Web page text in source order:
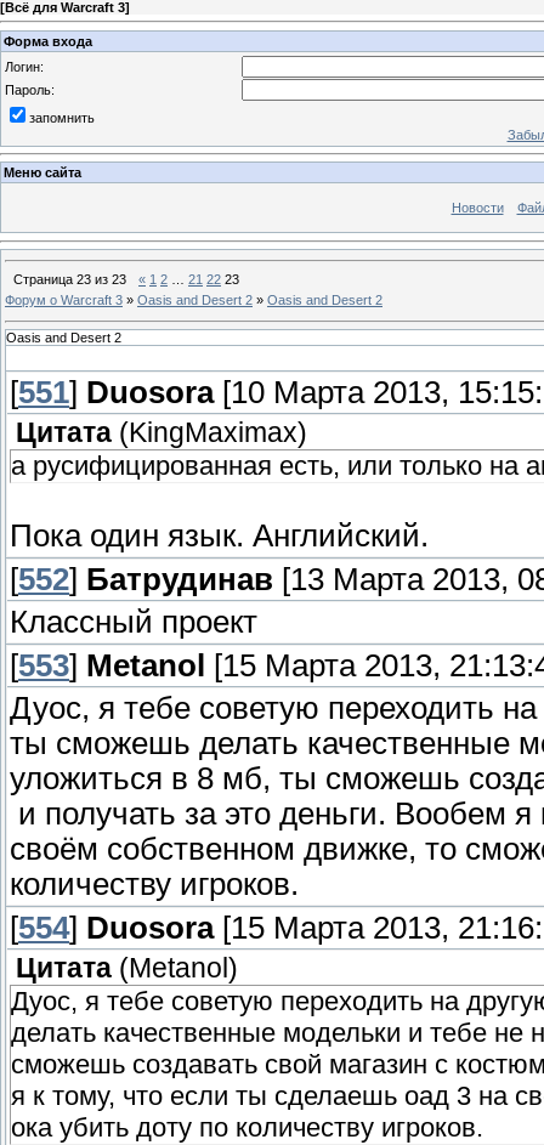
[Всё для Warcraft 3]
Форма входа
Логин:
Пароль:
запомнить
Меню сайта
Новости
Страница 23 из 23 « 1 2 21 22 23
Форум о Warcraft 3 » Oasis and Desert 2 » Oasis and Desert 2
Oasis and Desert 2
[551] Duosora[10 Марта 2013,
Цитата ( KingMaximax)
а русифицированная есть, или только на
Пока один язык. Английский.
[552] Батрудинав [13 Марта 2013,
Классный проект
[553] Metanol
[15 Марта 2013,
Дуос, я тебе советую переходить
ты сможешь делать качественные
уложиться в 8 мб, ты сможешь
и получать за это деньги. Вообем
своём собственном движке, то
количеству игроков.
[554] Duosora[15 Марта 2013,
Цитата (Metanol )
Дуос, я тебе советую переходить на
делать качественные модельки и тебе не
сможешь создавать свой магазин с
я к тому, что если ты сделаешь оад 3 на
ока убить доту по количеству игроков.